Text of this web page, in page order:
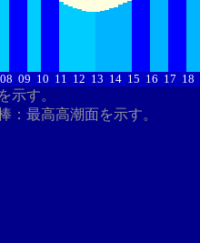
08 09 10 11 12 13 14 15 16 17 18
示す。
：最高高潮面を示す。